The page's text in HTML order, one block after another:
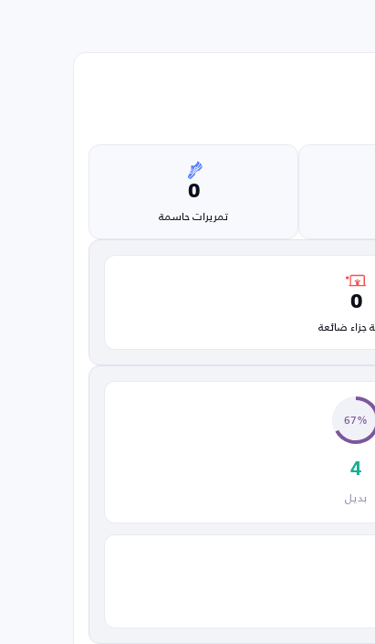
0
تمريرات حاسمة
0
جزاء ضائعة
67%
4
بديل